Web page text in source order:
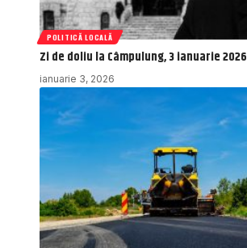
POLITICĂ LOCALĂ
Zi de doliu la Câmpulung, 3 ianuarie 2026
ianuarie 3, 2026